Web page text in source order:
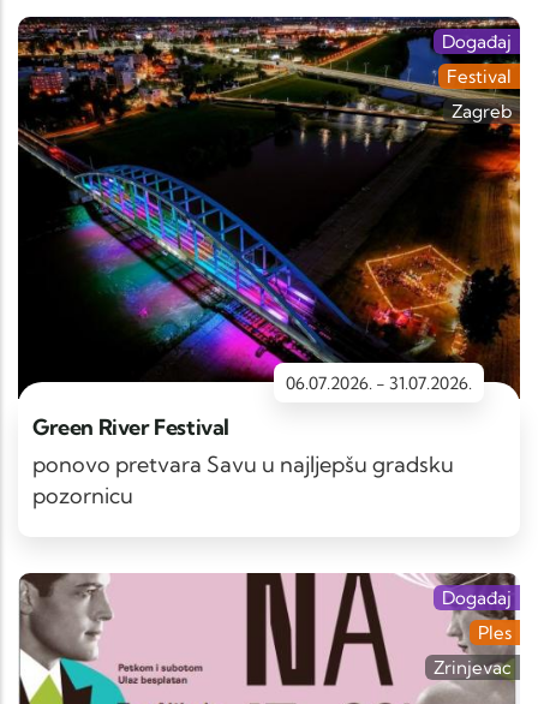
06.07.2026. - 31.07.2026.
Green River Festival
ponovo pretvara Savu u najljepšu gradsku
pozornicu
Događaj
Festival
Zagreb
Događaj
Ples
Zrinjevac